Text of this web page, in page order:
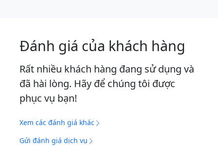
Đánh giá của khách hàng
Rất nhiều khách hàng đang sử dụng và
đã hài lòng. Hãy để chúng tôi được
phục vụ bạn!
Xem các đánh giá khác
Gửi đánh giá dịch vụ